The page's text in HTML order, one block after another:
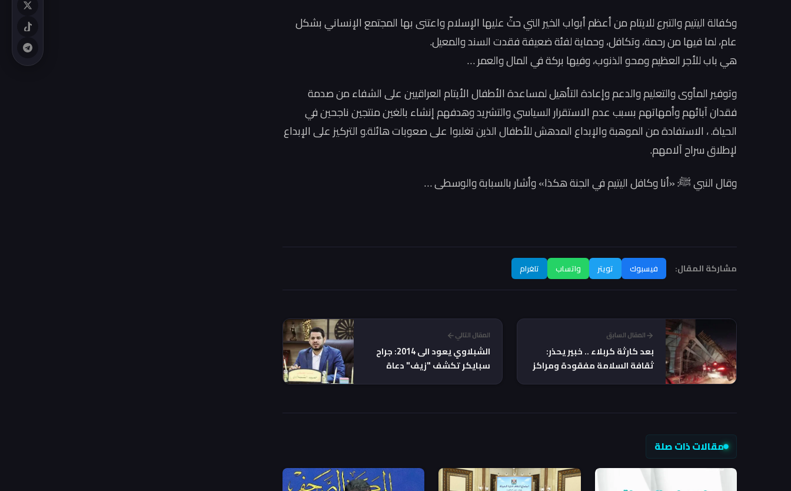
وكفالة اليتيم والتبرع للايتام من أعظم أبواب الخير التي حثّ عليها الإسلام واعتنى بها المجتمع الإنساني بشكل
عام، لما فيها من رحمة، وتكافل، وحماية لفئة ضعيفة فقدت السند والمعيل.
هي باب للأجر العظيم ومحو الذنوب، وفيها بركة في المال والعمر …
وتوفير المأوى والتعليم والدعم وإعادة التأهيل لمساعدة الأطفال الأيتام العراقيين على الشفاء من صدمة
فقدان آبائهم وأمهاتهم بسبب عدم الاستقرار السياسي والتشريد وهدفهم إنشاء بالغين منتجين ناجحين في
الحياة. ، الاستفادة من الموهبة والإبداع المدهش للأطفال الذين تغلبوا على صعوبات هائلة.و التركيز على الإبداع
لإطلاق سراح آلامهم.
وقال النبي ﷺ: «أنا وكافل اليتيم في الجنة هكذا» وأشار بالسبابة والوسطى …
مشاركة المقال: فيسبوك تويتر واتساب تلغرام
المقال السابق
بعد كارثة كربلاء .. خبير يحذر:
ثقافة السلامة مفقودة ومراكز
المقال التالي
الشبلاوي يعود الى 2014: جراح
سبايكر تكشف "زيف" دعاة
مقالات ذات صلة